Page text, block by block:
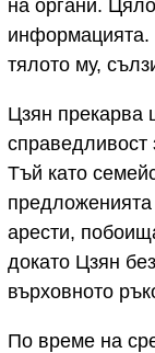
на органи.
информацията.
тялото му,
Цзян прекарва
справедливост
Тъй като
арести,
докато Цзян
върховното
По време на